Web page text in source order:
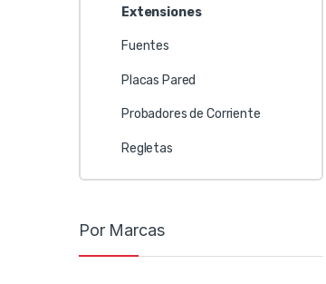
Extensiones
Fuentes
Placas Pared
Probadores de Corriente
Regletas
Por Marcas